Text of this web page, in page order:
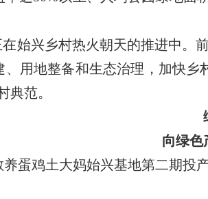
兴乡村热火朝天的推进中。
用地整备和生态治理，加快
典范。
绿
向绿色
鸡土大妈始兴基地第二期投